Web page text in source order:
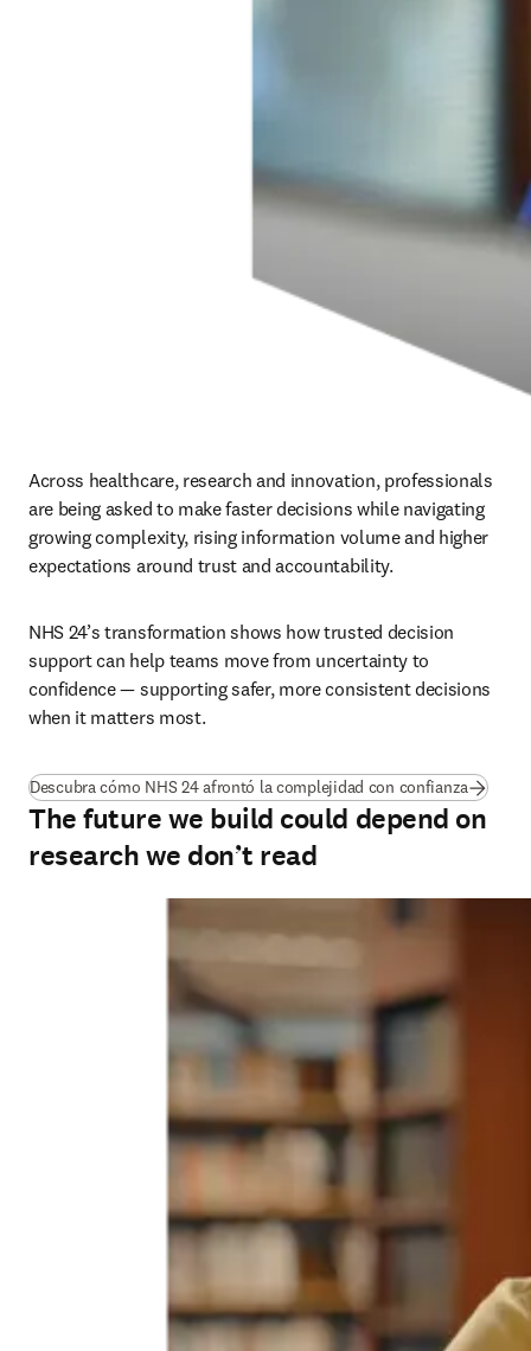
Across healthcare, research and innovation, professionals
are being asked to make faster decisions while navigating
growing complexity, rising information volume and higher
expectations around trust and accountability.
NHS 24’s transformation shows how trusted decision
support can help teams move from uncertainty to
confidence — supporting safer, more consistent decisions
when it matters most.
Descubra cómo NHS 24 afrontó la complejidad con confianza(se abre
The future we build could depend on
research we don’t read